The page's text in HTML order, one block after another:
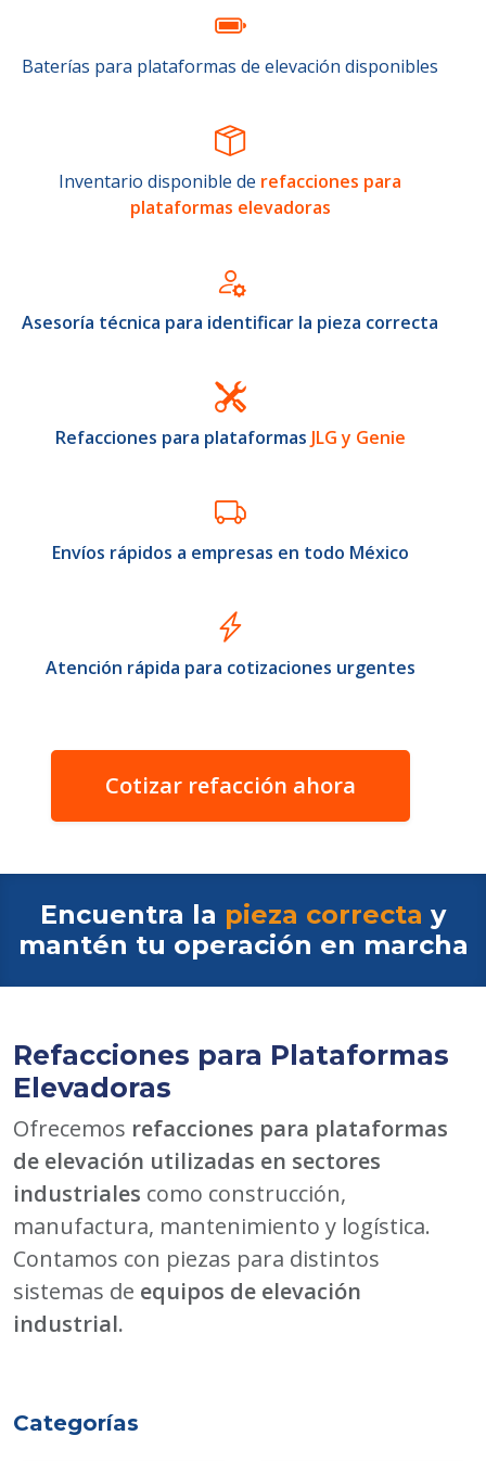
Baterías para plataformas de elevación disponibles
Inventario disponible de refacciones para
plataformas elevadoras
Asesoría técnica para identificar la pieza correcta
Refacciones para plataformas JLG y Genie
Envíos rápidos a empresas en todo México
Atención rápida para cotizaciones urgentes
Cotizar refacción ahora
Encuentra la pieza correcta y
mantén tu operación en marcha
Refacciones para Plataformas
Elevadoras
Ofrecemos refacciones para plataformas
de elevación utilizadas en sectores
industriales como construcción,
manufactura, mantenimiento y logística.
Contamos con piezas para distintos
sistemas de equipos de elevación
industrial.
Categorías